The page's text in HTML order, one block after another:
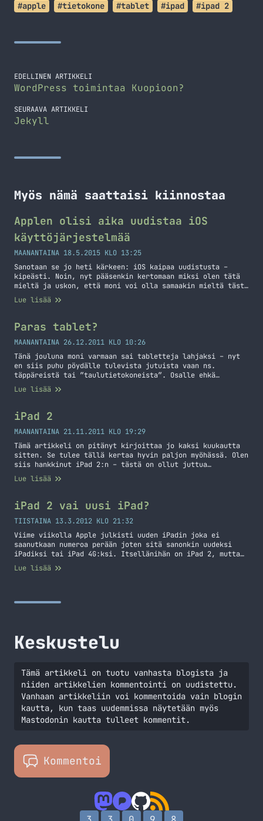
#apple #tietokone #tablet #ipad #ipad 2
EDELLINEN ARTIKKELI
WordPress toimintaa Kuopioon?
SEURAAVA ARTIKKELI
Jekyll
Myös nämä saattaisi kiinnostaa
Applen olisi aika uudistaa iOS
käyttöjärjestelmää
MAANANTAINA 18.5.2015 KLO 13:25
Sanotaan se jo heti kärkeen: iOS kaipaa uudistusta –
kipeästi. Noin, nyt pääsenkin kertomaan miksi olen tätä
mieltä ja uskon, että moni voi olla samaakin mieltä tästä
asiasta. Muistan sen ajan kun iPhone oli tullut
markkinoille ja se oli silloin todellakin jotain uutta ja
hankin iPhonen… Jatka lukemista Applen olisi aika
uudistaa iOS käyttöjärjestelmää
Lue lisää
Paras tablet?
MAANANTAINA 26.12.2011 KLO 10:26
Tänä jouluna moni varmaan sai tabletteja lahjaksi – nyt
en siis puhu pöydälle tulevista jutuista vaan ns.
täppäreistä tai ”taulutietokoneista”. Osalle ehkä
helpoin, että sanoin iPad tai muut vastaavat vekottimet.
Kysehän on siis miniläppärin ja kännykän välimuodosta eli
kaiken mitä tarvitset. Tietysti on erinäköisiä
lisälaitteita olemassa, kuten bluetooth… Jatka lukemista
Paras tablet?
Lue lisää
iPad 2
MAANANTAINA 21.11.2011 KLO 19:29
Tämä artikkeli on pitänyt kirjoittaa jo kaksi kuukautta
sitten. Se tulee tällä kertaa hyvin paljon myöhässä. Olen
siis hankkinut iPad 2:n – tästä on ollut juttua
Twitterissäni. Tässä kirjoituksessa tulen käsittelemään
iPad 2:n käyttöä hieman laajemmalla aikavälillä. Kerron
teille.
Lue lisää
iPad 2 vai uusi iPad?
TIISTAINA 13.3.2012 KLO 21:32
Viime viikolla Apple julkisti uuden iPadin joka ei
saanutkaan numeroa perään joten sitä sanonkin uudeksi
iPadiksi tai iPad 4G:ksi. Itsellänihän on iPad 2, mutta
nimenomaan tuo karvalakkimalli ilman mitään
mobiiliverkkoyhteyksiä. Olen kuitenkin kokenut tämän
näissä kahdessa siis loppujen lopuksi on? Prosessori on
Lue lisää
Keskustelu
Tämä artikkeli on tuotu vanhasta blogista ja
niiden artikkelien kommentointi on uudistettu.
Vanhaan artikkeliin voi kommentoida vain blogin
kautta, kun taas uudemmissa näytetään myös
Mastodonin kautta tulleet kommentit.
Kommentoi